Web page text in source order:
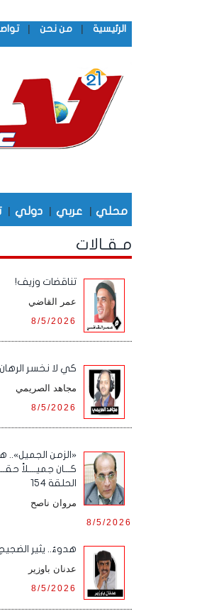
الرئيسية | من نحن |
محلي | عربي | دولي |
مـقـالات
تناقضات وزيف!
عمر القاضي
8/5/2026
كي لا نخسر الرهان
مجاهد الصريمي
8/5/2026
«الزمن الجميل»..
كـــان جميــــلاً
الحلقة 154
مروان ناصح
8/5/2026
هدوءٌ.. يثير
عدنان باوزير
8/5/2026